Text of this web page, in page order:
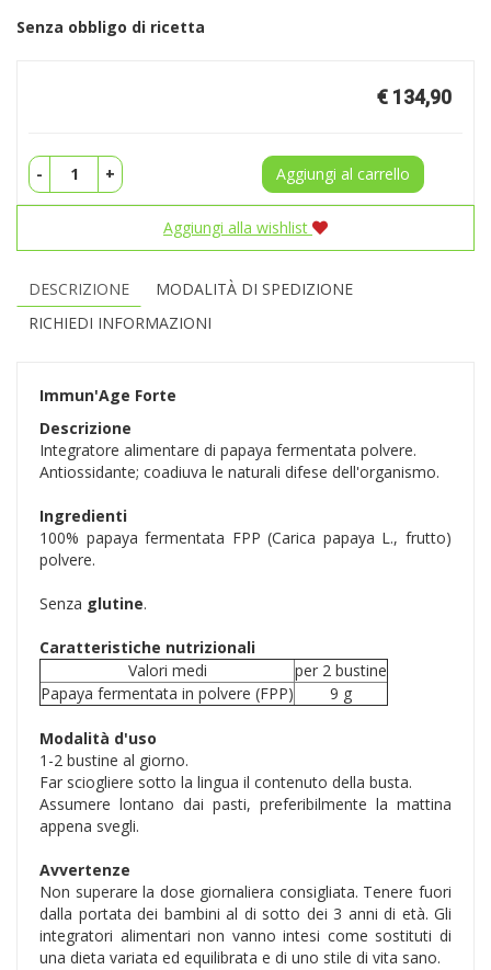
Senza obbligo di ricetta
€ 134,90
- + Aggiungi al carrello
Aggiungi alla wishlist
DESCRIZIONE
MODALITÀ DI SPEDIZIONE
RICHIEDI INFORMAZIONI
Immun'Age Forte
Descrizione
Integratore alimentare di papaya fermentata polvere.
Antiossidante; coadiuva le naturali difese dell'organismo.
Ingredienti
100% papaya fermentata FPP (Carica papaya L., frutto)
polvere.
Senza glutine.
Caratteristiche nutrizionali
Valori medi
per 2 bustine
Papaya fermentata in polvere (FPP)
9 g
Modalità d'uso
1-2 bustine al giorno.
Far sciogliere sotto la lingua il contenuto della busta.
Assumere lontano dai pasti, preferibilmente la mattina
appena svegli.
Avvertenze
Non superare la dose giornaliera consigliata. Tenere fuori
dalla portata dei bambini al di sotto dei 3 anni di età. Gli
integratori alimentari non vanno intesi come sostituti di
una dieta variata ed equilibrata e di uno stile di vita sano.